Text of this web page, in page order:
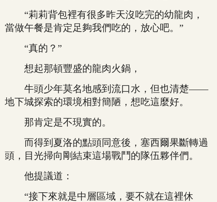
“莉莉背包裡有很多昨天沒吃完的幼龍肉，
當做午餐是肯定足夠我們吃的，放心吧。”
“真的？”
想起那頓豐盛的龍肉火鍋，
牛頭少年莫名地感到流口水，但也清楚——
地下城探索的環境相對簡陋，想吃這麼好。
那肯定是不現實的。
而得到夏洛的點頭同意後，塞西爾果斷轉過
頭，目光掃向剛結束這場戰鬥的隊伍夥伴們。
他提議道：
“接下來就是中層區域，要不就在這裡休